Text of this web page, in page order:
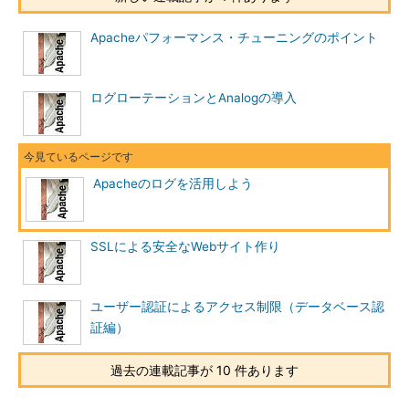
確には、「カスタムログ」と呼ばれる方法によって実現する。カ
スタムログとは、ログに記録する書式を設定し、その書式をどの
ファイルに出力するかを指定する方法を指す。
カスタムログの書式やファイルの設定については次に譲るとし
て、ここではクッキーに的を絞って紹介する。
スト2は、実際にクッキーを使ってログを出力した例である。見
てのとおり、ログを出力する方法は2つある。
10.3
リスト1 %{cookie}nとした場合。IPアドレスの後ろがクッキー値
Apache
いずれにしても、書式として%{cookie}とすることに変わりは
なく、その後に続く文字によって出力が変化する。また、見ての
とおりクッキーだけを記録しても何の役にも立たない。「%
Apacheパフォーマンス・チューニングのポイント
ログローテーションとAnalogの導入
Apacheのログを活用しよう
SSLによる安全なWebサイト作り
ユーザー認証によるアクセス制限（データベース認
証編）
過去の連載記事が 10 件あります